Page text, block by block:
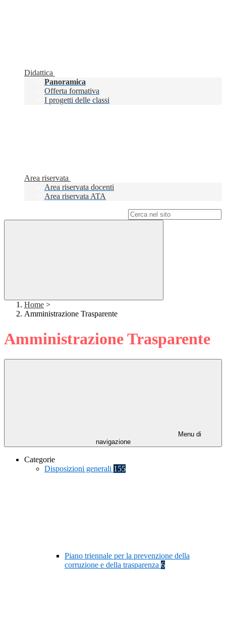
Didattica
Panoramica
Offerta formativa
I progetti delle classi
Area riservata
Area riservata docenti
Area riservata ATA
Home >
Amministrazione Trasparente
Amministrazione Trasparente
Menu di
navigazione
Categorie
Disposizioni generali 155
Piano triennale per la prevenzione della
corruzione e della trasparenza 6